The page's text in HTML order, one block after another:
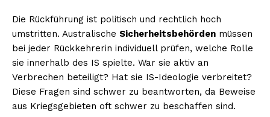
Die Rückführung ist politisch und rechtlich hoch
umstritten. Australische Sicherheitsbehörden müssen
bei jeder Rückkehrerin individuell prüfen, welche Rolle
sie innerhalb des IS spielte. War sie aktiv an
Verbrechen beteiligt? Hat sie IS-Ideologie verbreitet?
Diese Fragen sind schwer zu beantworten, da Beweise
aus Kriegsgebieten oft schwer zu beschaffen sind.